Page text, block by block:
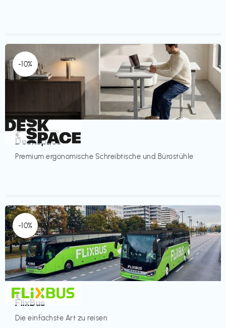
-10%
Homeoffice Möbel
Deskspace
Premium ergonomische Schreibtische und Bürostühle
€‎
-10%
Mobilität
FlixBus
Die einfachste Art zu reisen
€‎